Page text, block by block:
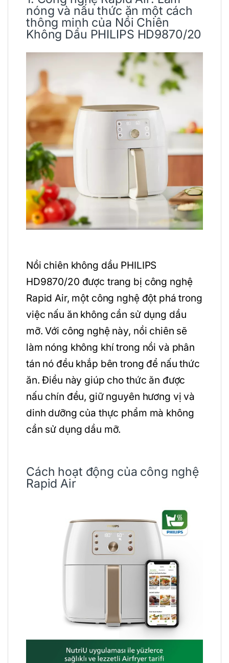
nóng và nấu thức ăn một cách
thông minh của Nồi Chiên
Không Dầu PHILIPS HD9870/20
Nồi chiên không dầu PHILIPS
HD9870/20 được trang bị công nghệ
Rapid Air, một công nghệ đột phá trong
việc nấu ăn không cần sử dụng dầu
mỡ. Với công nghệ này, nồi chiên sẽ
làm nóng không khí trong nồi và phân
tán nó đều khắp bên trong để nấu thức
ăn. Điều này giúp cho thức ăn được
nấu chín đều, giữ nguyên hương vị và
dinh dưỡng của thực phẩm mà không
cần sử dụng dầu mỡ.
Cách hoạt động của công nghệ
Rapid Air